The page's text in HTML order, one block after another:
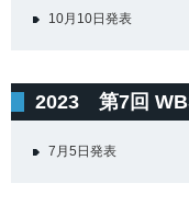
10月10日発表
2023 第7回
7月5日発表